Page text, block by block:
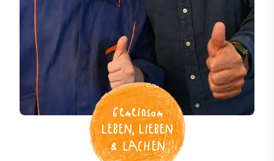
Gemeinsam
LEBEN, LIEBEN
& LACHEN